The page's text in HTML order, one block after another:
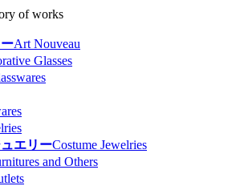
of works
Art Nouveau
Glasses
エリーCostume Jewelries
and Others